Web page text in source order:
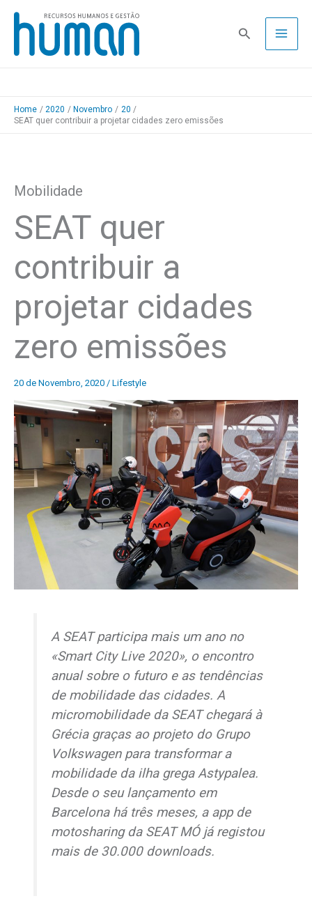
Skip
content
Pesquisa
Home 2020 Novembro
20
SEAT quer contribuir a projetar cidades zero emissões
Mobilidade
SEAT quer
contribuir a
projetar cidades
zero emissões
20 de Novembro, 2020 / Lifestyle
A SEAT participa mais um ano no
«Smart City Live 2020», o encontro
anual sobre o futuro e as tendências
de mobilidade das cidades. A
micromobilidade da SEAT chegará à
Grécia graças ao projeto do Grupo
Volkswagen para transformar a
mobilidade da ilha grega Astypalea.
Desde o seu lançamento em
Barcelona há três meses, a appde
motosharingda SEAT MÓ já registou
mais de 30.000 downloads.